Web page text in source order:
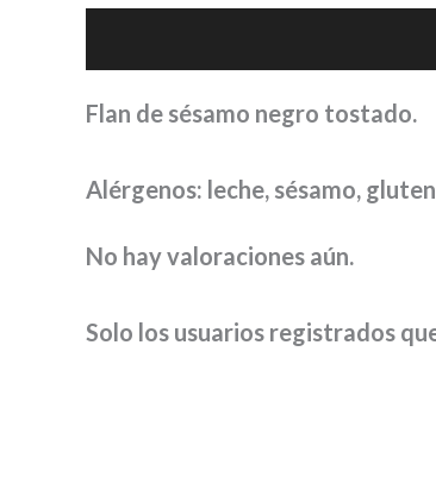
Flan de sésamo negro tostado.
Alérgenos: leche, sésamo,
No hay valoraciones aún.
Solo los usuarios registrados